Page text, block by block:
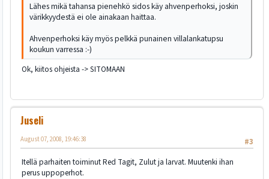
Lähes mikä tahansa pienehkö sidos käy ahvenperhoksi, joskin
värikkyydestä ei ole ainakaan haittaa.
Ahvenperhoksi käy myös pelkkä punainen villalankatupsu
koukun varressa :-)
Ok, kiitos ohjeista -> SITOMAAN
Juseli
#3
August 07, 2008, 19:46:38
Itellä parhaiten toiminut Red Tagit, Zulut ja larvat. Muutenki ihan
perus uppoperhot.